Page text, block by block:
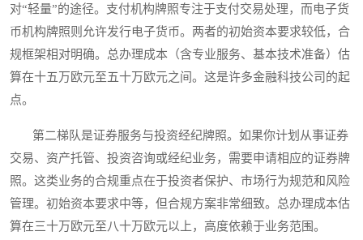
对“轻量”的途径。支付机构牌照专注于支付交易处理，而电子货
币机构牌照则允许发行电子货币。两者的初始资本要求较低，合
规框架相对明确。总办理成本（含专业服务、基本技术准备）估
算在十五万欧元至五十万欧元之间。这是许多金融科技公司的起
点。
第二梯队是证券服务与投资经纪牌照。如果你计划从事证券
交易、资产托管、投资咨询或经纪业务，需要申请相应的证券牌
照。这类业务的合规重点在于投资者保护、市场行为规范和风险
管理。初始资本要求中等，但合规方案非常细致。总办理成本估
算在三十万欧元至八十万欧元以上，高度依赖于业务范围。